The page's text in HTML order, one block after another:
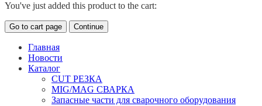
You've just added this product to the cart:
Go to cart page Continue
Главная
Новости
Каталог
CUT РЕЗКА
MIG/MAG СВАРКА
Запасные части для сварочного оборудования